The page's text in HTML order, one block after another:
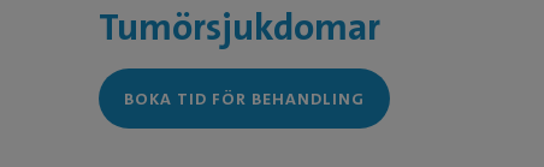
Tumörsjukdomar
BOKA TID FÖR BEHANDLING